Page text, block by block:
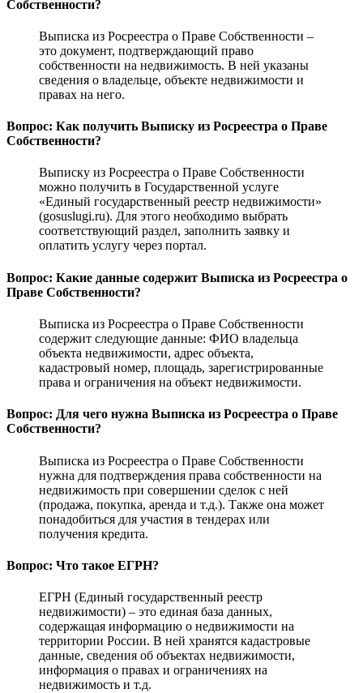
Собственности?
Выписка из Росреестра о Праве Собственности –
это документ, подтверждающий право
собственности на недвижимость. В ней указаны
сведения о владельце, объекте недвижимости и
правах на него.
Вопрос: Как получить Выписку из Росреестра о Праве
Собственности?
Выписку из Росреестра о Праве Собственности
можно получить в Государственной услуге
«Единый государственный реестр недвижимости»
(gosuslugi.ru). Для этого необходимо выбрать
соответствующий раздел, заполнить заявку и
оплатить услугу через портал.
Вопрос: Какие данные содержит Выписка из Росреестра о
Праве Собственности?
Выписка из Росреестра о Праве Собственности
содержит следующие данные: ФИО владельца
объекта недвижимости, адрес объекта,
кадастровый номер, площадь, зарегистрированные
права и ограничения на объект недвижимости.
Вопрос: Для чего нужна Выписка из Росреестра о Праве
Собственности?
Выписка из Росреестра о Праве Собственности
нужна для подтверждения права собственности на
недвижимость при совершении сделок с ней
(продажа, покупка, аренда и т.д.). Также она может
понадобиться для участия в тендерах или
получения кредита.
Вопрос: Что такое ЕГРН?
ЕГРН (Единый государственный реестр
недвижимости) – это единая база данных,
содержащая информацию о недвижимости на
территории России. В ней хранятся кадастровые
данные, сведения об объектах недвижимости,
информация о правах и ограничениях на
недвижимость и т.д.